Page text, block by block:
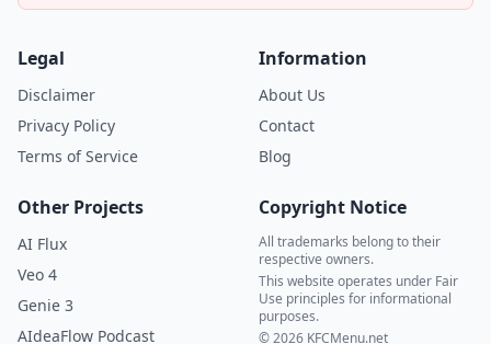
Legal
Disclaimer
Privacy Policy
Terms of Service
Information
About Us
Contact
Blog
Other Projects
AI Flux
Veo 4
Genie 3
AIdeaFlow Podcast
Copyright Notice
All trademarks belong to their
respective owners.
This website operates under Fair
Use principles for informational
purposes.
© 2026 KFCMenu.net